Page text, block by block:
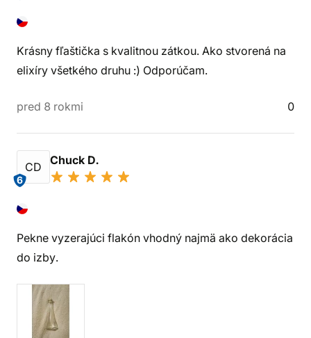
Krásny fľaštička s kvalitnou zátkou. Ako stvorená na
elixíry všetkého druhu :) Odporúčam.
pred 8 rokmi 0
CD
6
Chuck D.
Pekne vyzerajúci flakón vhodný najmä ako dekorácia
do izby.